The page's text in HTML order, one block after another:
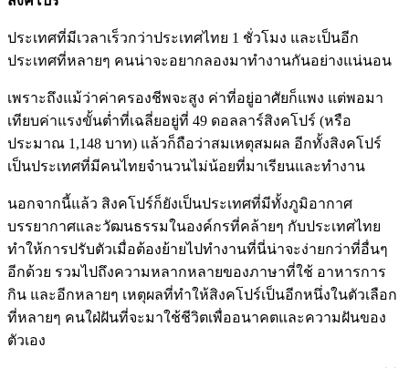
ประเทศที่มีเวลาเร็วกว่าประเทศไทย 1 ชั่วโมง และเป็นอีก
ประเทศที่หลายๆ คนน่าจะอยากลองมาทำงานกันอย่างแน่นอน
เพราะถึงแม้ว่าค่าครองชีพจะสูง ค่าที่อยู่อาศัยก็แพง แต่พอมา
เทียบค่าแรงขั้นต่ำที่เฉลี่ยอยู่ที่ 49 ดอลลาร์สิงคโปร์ (หรือ
ประมาณ 1,148 บาท) แล้วก็ถือว่าสมเหตุสมผล อีกทั้งสิงคโปร์
เป็นประเทศที่มีคนไทยจำนวนไม่น้อยที่มาเรียนและทำงาน
นอกจากนี้แล้ว สิงคโปร์ก็ยังเป็นประเทศที่มีทั้งภูมิอากาศ
บรรยากาศและวัฒนธรรมในองค์กรที่คล้ายๆ กับประเทศไทย
ทำให้การปรับตัวเมื่อต้องย้ายไปทำงานที่นี่น่าจะง่ายกว่าที่อื่นๆ
อีกด้วย รวมไปถึงความหลากหลายของภาษาที่ใช้ อาหารการ
กิน และอีกหลายๆ เหตุผลที่ทำให้สิงคโปร์เป็นอีกหนึ่งในตัวเลือก
ที่หลายๆ คนใฝ่ฝันที่จะมาใช้ชีวิตเพื่ออนาคตและความฝันของ
ตัวเอง